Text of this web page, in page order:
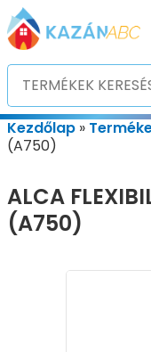
Kezdőlap »
(A750)
ALCA
(A750)